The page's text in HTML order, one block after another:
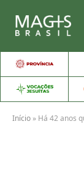
Início » Há 42 anos